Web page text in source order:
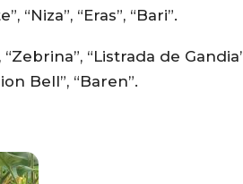
“Niza”, “Eras”, “Bari”.
“Listrada de
Bell”, “Baren”.